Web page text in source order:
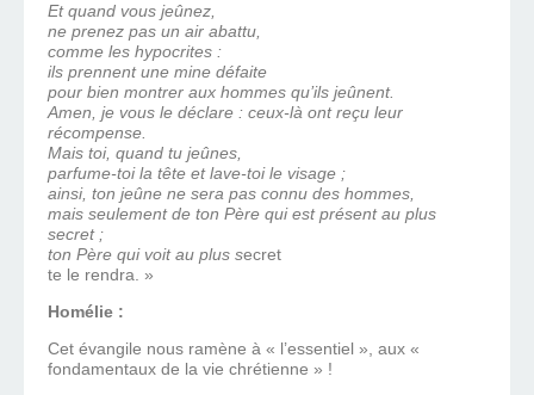
Et quand vous jeûnez,
ne prenez pas un air abattu,
comme les hypocrites :
ils prennent une mine défaite
pour bien montrer aux hommes qu’ils jeûnent.
Amen, je vous le déclare : ceux-là ont reçu leur
récompense.
Mais toi, quand tu jeûnes,
parfume-toi la tête et lave-toi le visage ;
ainsi, ton jeûne ne sera pas connu des hommes,
mais seulement de ton Père qui est présent au plus
secret ;
ton Père qui voit au plus secret
te le rendra. »
Homélie :
Cet évangile nous ramène à « l’essentiel », aux «
fondamentaux de la vie chrétienne » !